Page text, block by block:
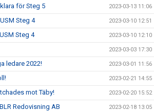
för Steg 5 2023-03-13 11:06
Steg 4 2023-03-10 12:51
Steg 4 2023-03-10 12:10
2023-03-03 17:30
ledare 2022! 2023-03-01 11:56
2023-02-21 14:55
mot Täby! 2023-02-20 15:52
Redovisning AB 2023-02-18 13:05